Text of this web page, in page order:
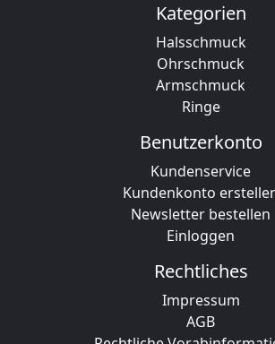
Kategorien
Halsschmuck
Ohrschmuck
Armschmuck
Ringe
Benutzerkonto
Kundenservice
Kundenkonto
Newsletter bestellen
Einloggen
Rechtliches
Impressum
AGB